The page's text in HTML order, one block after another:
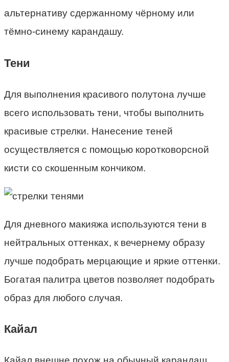
альтернативу сдержанному чёрному или
тёмно-синему карандашу.
Тени
Для выполнения красивого полутона лучше
всего использовать тени, чтобы выполнить
красивые стрелки. Нанесение теней
осуществляется с помощью коротковорсной
кисти со скошенным кончиком.
Для дневного макияжа используются тени в
нейтральных оттенках, к вечернему образу
лучше подобрать мерцающие и яркие оттенки.
Богатая палитра цветов позволяет подобрать
образ для любого случая.
Кайал